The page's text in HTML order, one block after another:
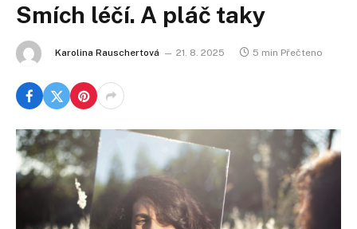
Smích léčí. A pláč taky
Karolina Rauschertová 21. 8. 2025 5 min Přečteno